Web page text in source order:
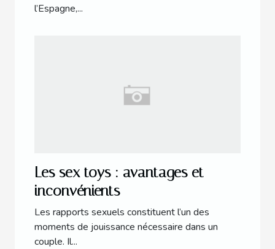
l’Espagne,...
Les sex toys : avantages et
inconvénients
Les rapports sexuels constituent l’un des
moments de jouissance nécessaire dans un
couple. Il...